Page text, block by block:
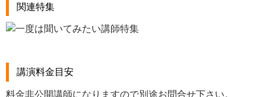
関連特集
講演料金目安
料金非公開講師になりますので別途お問合せ下さい。